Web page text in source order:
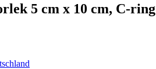
5 cm x 10 cm, C-ring